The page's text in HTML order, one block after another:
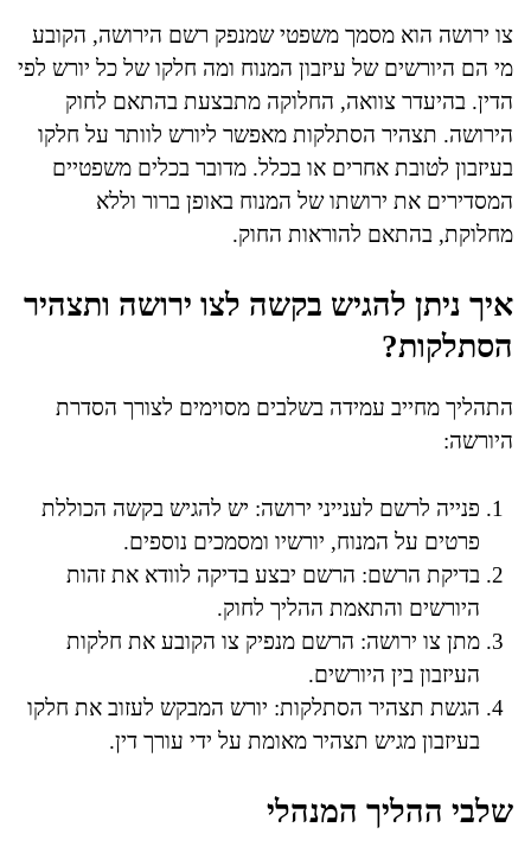
צו ירושה הוא מסמך משפטי שמנפק רשם הירושה, הקובע
מי הם היורשים של עיזבון המנוח ומה חלקו של כל יורש לפי
הדין. בהיעדר צוואה, החלוקה מתבצעת בהתאם לחוק
הירושה. תצהיר הסתלקות מאפשר ליורש לוותר על חלקו
בעיזבון לטובת אחרים או בכלל. מדובר בכלים משפטיים
המסדירים את ירושתו של המנוח באופן ברור וללא
מחלוקת, בהתאם להוראות החוק.
איך ניתן להגיש בקשה לצו ירושה ותצהיר
הסתלקות?
התהליך מחייב עמידה בשלבים מסוימים לצורך הסדרת
היורשה:
פנייה לרשם לענייני ירושה: יש להגיש בקשה הכוללת
פרטים על המנוח, יורשיו ומסמכים נוספים.
בדיקת הרשם: הרשם יבצע בדיקה לוודא את זהות
היורשים והתאמת ההליך לחוק.
מתן צו ירושה: הרשם מנפיק צו הקובע את חלקות
העיזבון בין היורשים.
הגשת תצהיר הסתלקות: יורש המבקש לעזוב את חלקו
בעיזבון מגיש תצהיר מאומת על ידי עורך דין.
שלבי ההליך המנהלי